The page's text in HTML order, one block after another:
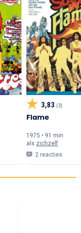
3,83 (3)
Flame
1975 • 91 min
als zichzelf
2 reacties